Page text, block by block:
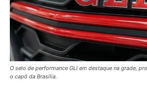
O selo de performance GLI em destaque na grade,
o capô da Brasília.